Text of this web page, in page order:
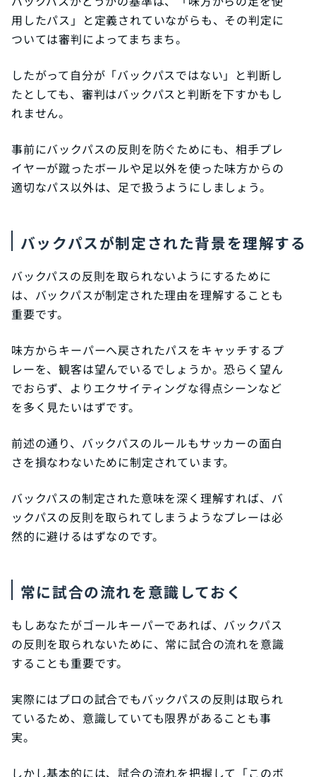
用したパス」と定義されていながらも、その判定に
ついては審判によってまちまち。
したがって自分が「バックパスではない」と判断し
たとしても、審判はバックパスと判断を下すかもし
れません。
事前にバックパスの反則を防ぐためにも、相手プレ
イヤーが蹴ったボールや足以外を使った味方からの
適切なパス以外は、足で扱うようにしましょう。
バックパスが制定された背景を理解する
バックパスの反則を取られないようにするために
は、バックパスが制定された理由を理解することも
重要です。
味方からキーパーへ戻されたパスをキャッチするプ
レーを、観客は望んでいるでしょうか。恐らく望ん
でおらず、よりエクサイティングな得点シーンなど
を多く見たいはずです。
前述の通り、バックパスのルールもサッカーの面白
さを損なわないために制定されています。
バックパスの制定された意味を深く理解すれば、バ
ックパスの反則を取られてしまうようなプレーは必
然的に避けるはずなのです。
常に試合の流れを意識しておく
もしあなたがゴールキーパーであれば、バックパス
の反則を取られないために、常に試合の流れを意識
することも重要です。
実際にはプロの試合でもバックパスの反則は取られ
ているため、意識していても限界があることも事
実。
しかし基本的には、試合の流れを把握して「このボ